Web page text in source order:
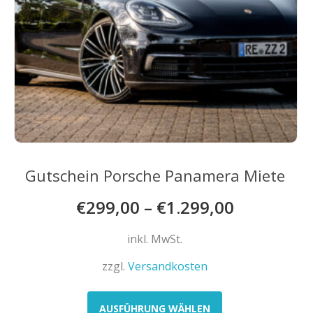
Gutschein Porsche Panamera Miete
€299,00 – €1.299,00
inkl. MwSt.
zzgl.Versandkosten
AUSFÜHRUNG WÄHLEN